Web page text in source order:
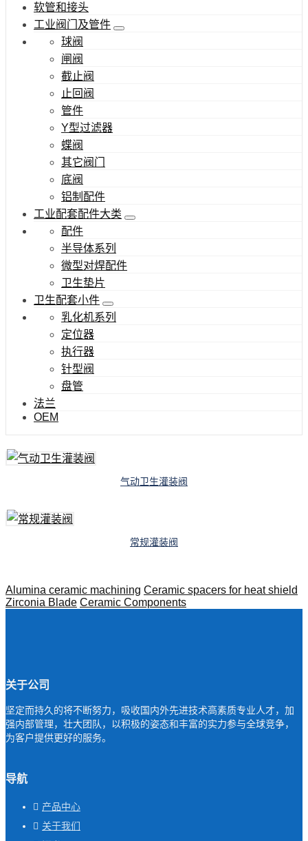
软管和接头
工业阀门及管件
球阀
闸阀
截止阀
止回阀
管件
Y型过滤器
蝶阀
其它阀门
底阀
铝制配件
工业配套配件大类
配件
半导体系列
微型对焊配件
卫生垫片
卫生配套小件
乳化机系列
定位器
执行器
针型阀
盘管
法兰
OEM
气动卫生灌装阀
常规灌装阀
Alumina ceramic machining Ceramic spacers for heat shield
Zirconia Blade Ceramic Components
关于公司
坚定而持久的将不断努力，吸收国内外先进技术高素质专业人才，加
强内部管理，壮大团队，以积极的姿态和丰富的实力参与全球竞争，
为客户提供更好的服务。
导航
产品中心
关于我们